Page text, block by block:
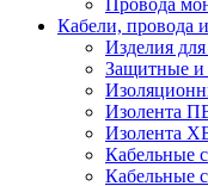
Провода
Кабели, провода
Изделия
Защитные и
Изолента
Изолента
Кабельные
Кабельные